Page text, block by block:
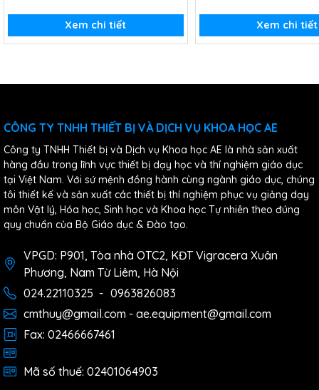
Xem chi tiết Xem chi tiết
CÔNG TY TNHH THIẾT BỊ VÀ DỊCH VỤ KHOA HỌC AE
Công ty TNHH Thiết bị và Dịch vụ Khoa học AE là nhà sản xuất
hàng đầu trong lĩnh vực thiết bị dạy học và thí nghiệm giáo dục
tại Việt Nam. Với sứ mệnh đồng hành cùng ngành giáo dục, chúng
tôi thiết kế và sản xuất các thiết bị thí nghiệm phục vụ giảng dạy
môn Vật lý, Hóa học, Sinh học và Khoa học Tự nhiên theo đúng
quy chuẩn của Bộ Giáo dục & Đào tạo.
VPGD: P901, Tòa nhà OTC2, KĐT Vigracera Xuân
Phương, Nam Từ Liêm, Hà Nội
024.22110325 - 0963826083
cmthuy@gmail.com - ae.equipment@gmail.com
Fax: 02466667461
Mã số thuế: 02401064903